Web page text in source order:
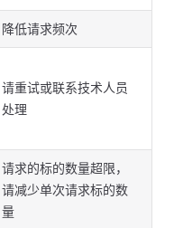
降低请求频次
请重试或联系技术人员
处理
请求的标的数量超限，
请减少单次请求标的数
量